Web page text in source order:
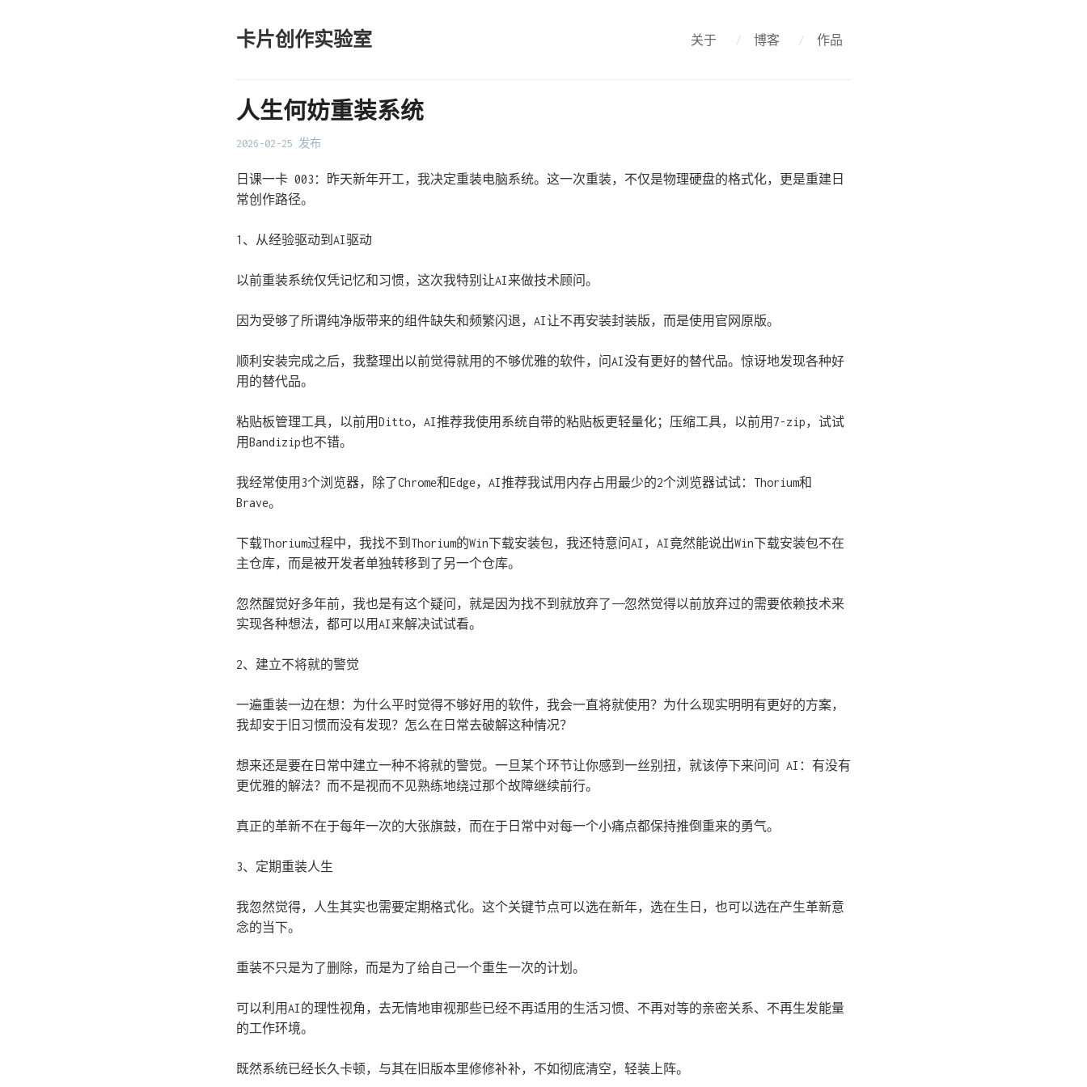
卡片创作实验室 关于 / 博客 / 作品
人生何妨重装系统
2026-02-25 发布
日课一卡 003：昨天新年开工，我决定重装电脑系统。这一次重装，不仅是物理硬盘的格式化，更是重建日
常创作路径。
1、从经验驱动到AI驱动
以前重装系统仅凭记忆和习惯，这次我特别让AI来做技术顾问。
因为受够了所谓纯净版带来的组件缺失和频繁闪退，AI让不再安装封装版，而是使用官网原版。
顺利安装完成之后，我整理出以前觉得就用的不够优雅的软件，问AI没有更好的替代品。惊讶地发现各种好
用的替代品。
粘贴板管理工具，以前用Ditto，AI推荐我使用系统自带的粘贴板更轻量化；压缩工具，以前用7-zip，试试
用Bandizip也不错。
我经常使用3个浏览器，除了Chrome和Edge，AI推荐我试用内存占用最少的2个浏览器试试：Thorium和
Brave。
下载Thorium过程中，我找不到Thorium的Win下载安装包，我还特意问AI，AI竟然能说出Win下载安装包不在
主仓库，而是被开发者单独转移到了另一个仓库。
忽然醒觉好多年前，我也是有这个疑问，就是因为找不到就放弃了——忽然觉得以前放弃过的需要依赖技术来
实现各种想法，都可以用AI来解决试试看。
2、建立不将就的警觉
一遍重装一边在想：为什么平时觉得不够好用的软件，我会一直将就使用？为什么现实明明有更好的方案，
我却安于旧习惯而没有发现？怎么在日常去破解这种情况？
想来还是要在日常中建立一种不将就的警觉。一旦某个环节让你感到一丝别扭，就该停下来问问 AI：有没有
更优雅的解法？而不是视而不见熟练地绕过那个故障继续前行。
真正的革新不在于每年一次的大张旗鼓，而在于日常中对每一个小痛点都保持推倒重来的勇气。
3、定期重装人生
我忽然觉得，人生其实也需要定期格式化。这个关键节点可以选在新年，选在生日，也可以选在产生革新意
念的当下。
重装不只是为了删除，而是为了给自己一个重生一次的计划。
可以利用AI的理性视角，去无情地审视那些已经不再适用的生活习惯、不再对等的亲密关系、不再生发能量
的工作环境。
既然系统已经长久卡顿，与其在旧版本里修修补补，不如彻底清空，轻装上阵。